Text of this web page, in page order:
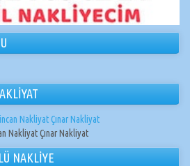
Nakliyat Çınar Nakliyat
NAKLİYE